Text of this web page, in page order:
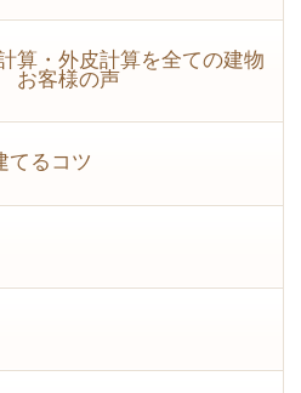
算・外皮計算を全ての建物
お客様の声
てるコツ